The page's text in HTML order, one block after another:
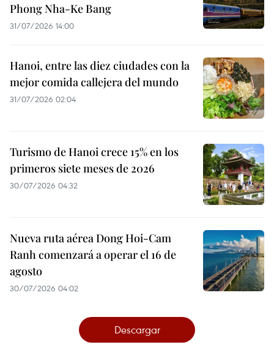
Phong Nha-Ke Bang
31/07/2026 14:00
Hanoi, entre las diez ciudades con la
mejor comida callejera del mundo
31/07/2026 02:04
Turismo de Hanoi crece 15% en los
primeros siete meses de 2026
30/07/2026 04:32
Nueva ruta aérea Dong Hoi-Cam
Ranh comenzará a operar el 16 de
agosto
30/07/2026 04:02
Descargar